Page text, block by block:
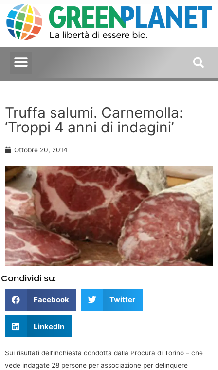
Truffa salumi. Carnemolla:
‘Troppi 4 anni di indagini’
Ottobre 20, 2014
Condividi su:
Facebook Twitter
LinkedIn
Sui risultati dell’inchiesta condotta dalla Procura di Torino – che
vede indagate 28 persone per associazione per delinquere